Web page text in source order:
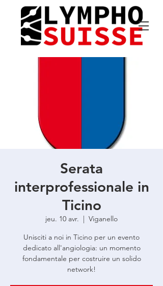
Serata
interprofessionale in
Ticino
jeu. 10 avr.
  |
Viganello
Unisciti a noi in Ticino per un evento
dedicato all'angiologia: un momento
fondamentale per costruire un solido
network!